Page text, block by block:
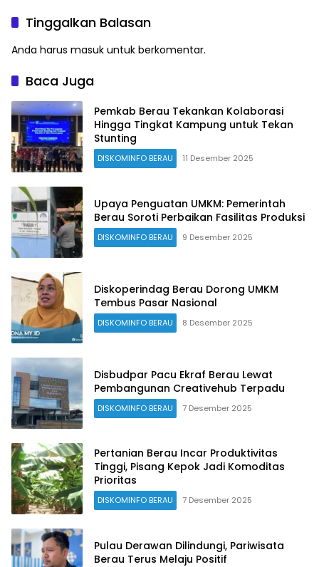
Tinggalkan Balasan
Anda harus masuk untuk berkomentar.
Baca Juga
Pemkab Berau Tekankan Kolaborasi
Hingga Tingkat Kampung untuk Tekan
Stunting
DISKOMINFO BERAU 11 Desember 2025
Upaya Penguatan UMKM: Pemerintah
Berau Soroti Perbaikan Fasilitas Produksi
DISKOMINFO BERAU 9 Desember 2025
Diskoperindag Berau Dorong UMKM
Tembus Pasar Nasional
DISKOMINFO BERAU 8 Desember 2025
Disbudpar Pacu Ekraf Berau Lewat
Pembangunan Creativehub Terpadu
DISKOMINFO BERAU 7 Desember 2025
Pertanian Berau Incar Produktivitas
Tinggi, Pisang Kepok Jadi Komoditas
Prioritas
DISKOMINFO BERAU 7 Desember 2025
Pulau Derawan Dilindungi, Pariwisata
Berau Terus Melaju Positif